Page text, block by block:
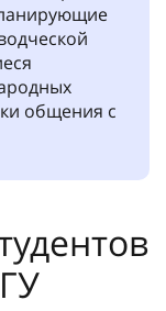
общения с